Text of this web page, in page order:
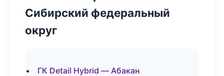
Сибирский федеральный
округ
ГК Detail Hybrid — Абакан